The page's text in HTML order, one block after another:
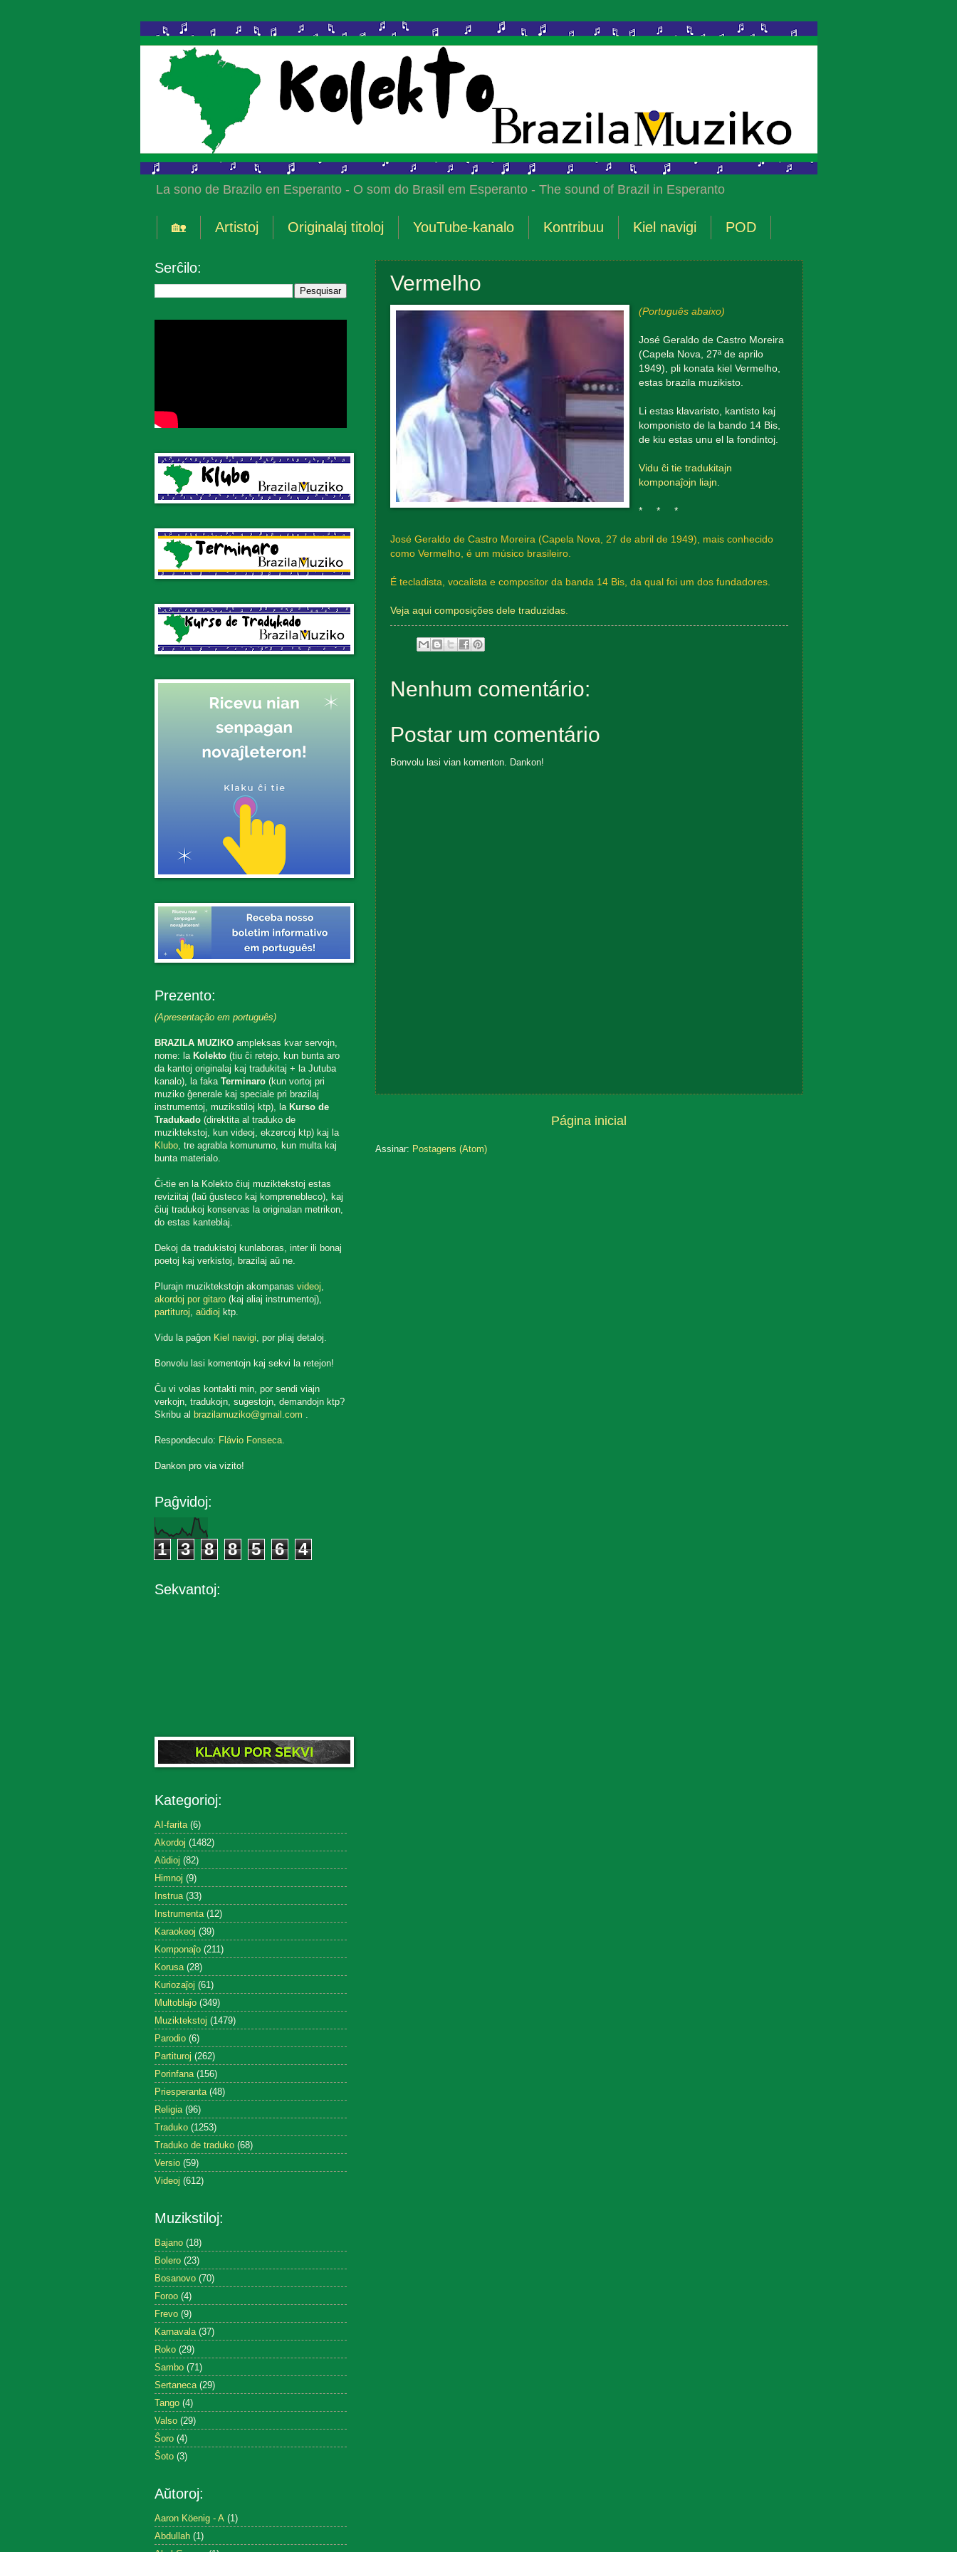
La sono de Brazilo en Esperanto - O som do Brasil em Esperanto - The sound of Brazil in Esperanto
🏡 Artistoj Originalaj titoloj YouTube-kanalo Kontribuu Kiel navigi POD
Vermelho
(Português abaixo)
José Geraldo de Castro Moreira
(Capela Nova, 27ª de aprilo
1949), pli konata kiel Vermelho,
estas brazila muzikisto.
Li estas klavaristo, kantisto kaj
komponisto de la bando 14 Bis,
de kiu estas unu el la fondintoj.
Vidu ĉi tie tradukitajn
komponaĵojn liajn
* * *
José Geraldo de Castro Moreira (Capela Nova, 27 de abril de 1949), mais conhecido
como Vermelho, é um músico brasileiro.
É tecladista, vocalista e compositor da banda 14 Bis, da qual foi um dos fundadores.
Veja aqui composições dele traduzidas.
Nenhum comentário:
Postar um comentário
Bonvolu lasi vian komenton. Dankon!
Página inicial
Assinar: Postagens (Atom)
Serĉilo:
Prezento:
(Apresentação em português)
BRAZILA MUZIKOampleksas kvar servojn,
nome: la Kolekto(tiu ĉi retejo, kun bunta aro
da kantoj originalaj kaj tradukitaj + la Jutuba
kanalo), la faka Terminaro(kun vortoj pri
muziko ĝenerale kaj speciale pri brazilaj
instrumentoj, muzikstiloj ktp), la Kurso de
Tradukado(direktita al traduko de
muziktekstoj, kun videoj, ekzercoj ktp) kaj la
Klubo, tre agrabla komunumo, kun multa kaj
bunta materialo.
Ĉi-tie en la Kolekto ĉiuj muziktekstoj estas
reviziitaj (laŭ ĝusteco kaj komprenebleco), kaj
ĉiuj tradukoj konservas la originalan metrikon,
do estas kanteblaj.
Dekoj da tradukistoj kunlaboras, inter ili bonaj
poetoj kaj verkistoj, brazilaj aŭ ne.
Plurajn muziktekstojn akompanas videoj,
akordoj por gitaro(kaj aliaj instrumentoj),
partituroj, aŭdioj ktp.
Vidu la paĝon Kiel navigi, por pliaj detaloj.
Bonvolu lasi komentojn kaj sekvi la retejon!
Ĉu vi volas kontakti min, por sendi viajn
verkojn, tradukojn, sugestojn, demandojn ktp?
Skribu al brazilamuziko@gmail.com .
Respondeculo: Flávio Fonseca.
Dankon pro via vizito!
Paĝvidoj:
1 3 8 8 5 6 4
Sekvantoj:
Kategorioj:
AI-farita (6)
Akordoj (1482)
Aŭdioj (82)
Himnoj (9)
Instrua (33)
Instrumenta (12)
Karaokeoj (39)
Komponaĵo (211)
Korusa (28)
Kuriozaĵoj (61)
Multoblaĵo (349)
Muziktekstoj (1479)
Parodio (6)
Partituroj (262)
Porinfana (156)
Priesperanta (48)
Religia (96)
Traduko (1253)
Traduko de traduko (68)
Versio (59)
Videoj (612)
Muzikstiloj:
Bajano (18)
Bolero (23)
Bosanovo (70)
Foroo (4)
Frevo (9)
Karnavala (37)
Roko (29)
Sambo (71)
Sertaneca (29)
Tango (4)
Valso (29)
Ŝoro (4)
Ŝoto (3)
Aŭtoroj:
Aaron Köenig - A (1)
Abdullah (1)